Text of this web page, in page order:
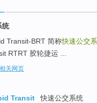
统
Transit-BRT 简称快速公交
RTRT 胶轮捷运 ...
相关网页
Transit
快速公交系统